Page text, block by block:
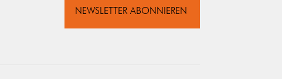
NEWSLETTER ABONNIEREN